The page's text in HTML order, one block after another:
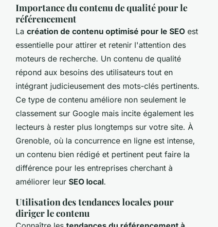
Importance du contenu de qualité pour le
référencement
La création de contenu optimisé pour le SEO est
essentielle pour attirer et retenir l'attention des
moteurs de recherche. Un contenu de qualité
répond aux besoins des utilisateurs tout en
intégrant judicieusement des mots-clés pertinents.
Ce type de contenu améliore non seulement le
classement sur Google mais incite également les
lecteurs à rester plus longtemps sur votre site. À
Grenoble, où la concurrence en ligne est intense,
un contenu bien rédigé et pertinent peut faire la
différence pour les entreprises cherchant à
améliorer leur SEO local.
Utilisation des tendances locales pour
diriger le contenu